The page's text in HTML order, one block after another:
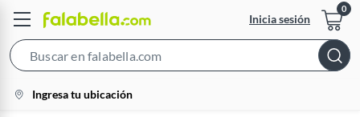
Inicia sesión
Bar
location-
icon
Ingresa tu ubicación